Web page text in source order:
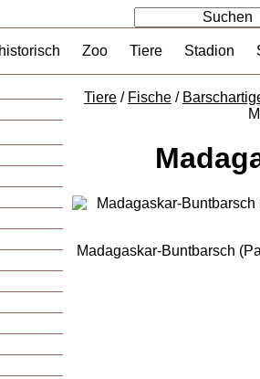
Zoo Tiere Stadion
Tiere / Fische /
Madagaskar-Buntbarsch